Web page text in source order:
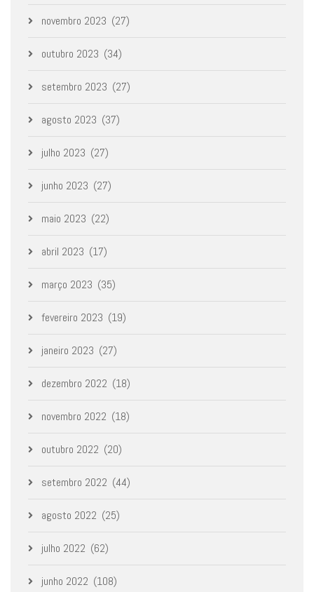
novembro 2023 (27)
outubro 2023 (34)
setembro 2023 (27)
agosto 2023 (37)
julho 2023 (27)
junho 2023 (27)
maio 2023 (22)
abril 2023 (17)
março 2023 (35)
fevereiro 2023 (19)
janeiro 2023 (27)
dezembro 2022 (18)
novembro 2022 (18)
outubro 2022 (20)
setembro 2022 (44)
agosto 2022 (25)
julho 2022 (62)
junho 2022 (108)